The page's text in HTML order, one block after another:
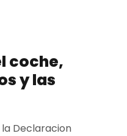
coche,
y las
Declaracion